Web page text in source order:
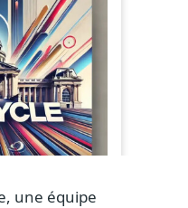
vos contenus
académiques
une équipe